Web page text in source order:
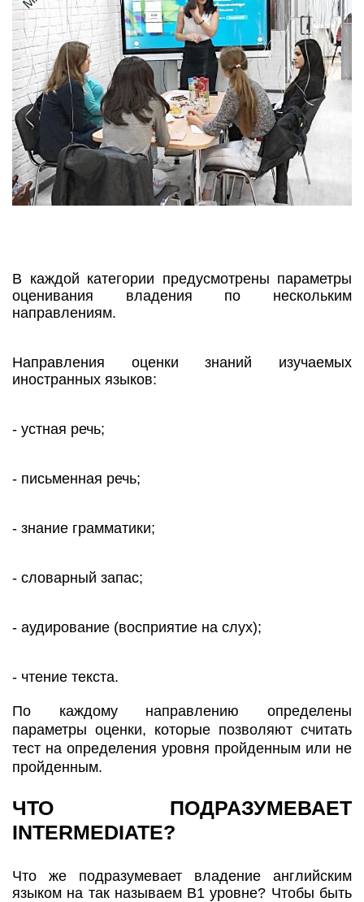
В каждой категории предусмотрены параметры
оценивания владения по нескольким
направлениям.
Направления оценки знаний изучаемых
иностранных языков:
- устная речь;
- письменная речь;
- знание грамматики;
- словарный запас;
- аудирование (восприятие на слух);
- чтение текста.
По каждому направлению определены
параметры оценки, которые позволяют считать
тест на определения уровня пройденным или не
пройденным.
ЧТО ПОДРАЗУМЕВАЕТ
INTERMEDIATE?
Что же подразумевает владение английским
языком на так называем В1 уровне? Чтобы быть